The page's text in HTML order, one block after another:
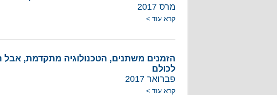
מרס 2017
קרא עוד >
הזמנים משתנים, הטכנולוגיה מתקדמת,
לכולם
פברואר 2017
קרא עוד >